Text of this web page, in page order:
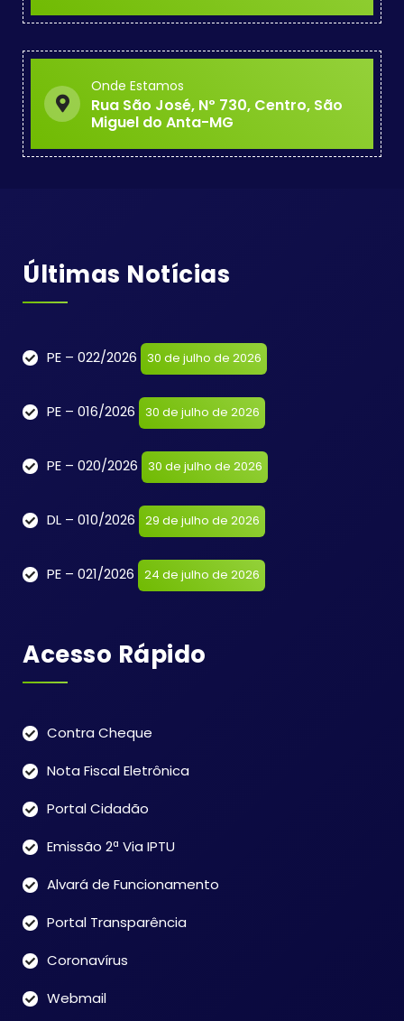
Onde Estamos
Rua São José, Nº 730, Centro, São
Miguel do Anta-MG
Últimas Notícias
PE – 022/2026 30 de julho de 2026
PE – 016/2026 30 de julho de 2026
PE – 020/2026 30 de julho de 2026
DL – 010/2026 29 de julho de 2026
PE – 021/2026 24 de julho de 2026
Acesso Rápido
Contra Cheque
Nota Fiscal Eletrônica
Portal Cidadão
Emissão 2ª Via IPTU
Alvará de Funcionamento
Portal Transparência
Coronavírus
Webmail